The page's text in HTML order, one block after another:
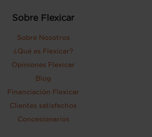
Sobre Flexicar
Sobre Nosotros
¿Qué es Flexicar?
Opiniones Flexicar
Blog
Financiación Flexicar
Clientes satisfechos
Concesionarios